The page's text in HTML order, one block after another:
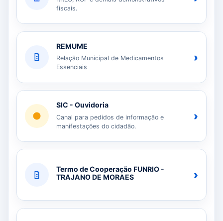
fiscais.
REMUME
Relação Municipal de Medicamentos
Essenciais
›
SIC - Ouvidoria
Canal para pedidos de informação e
manifestações do cidadão.
›
Termo de Cooperação FUNRIO -
TRAJANO DE MORAES
›